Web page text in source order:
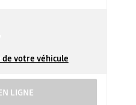
votre véhicule
LIGNE